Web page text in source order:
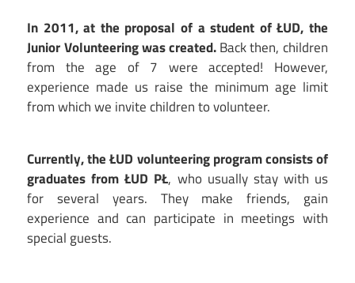
In 2011, at the proposal of a student of ŁUD, the
Junior Volunteering was created.Back then, children
from the age of 7 were accepted! However,
experience made us raise the minimum age limit
from which we invite children to volunteer.
Currently, the ŁUD volunteering program consists of
graduates from ŁUD PŁ, who usually stay with us
for several years. They make friends, gain
experience and can participate in meetings with
special guests.